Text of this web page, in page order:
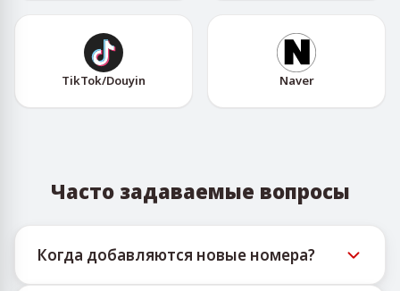
TikTok/Douyin Naver
Часто задаваемые вопросы
Когда добавляются новые номера?